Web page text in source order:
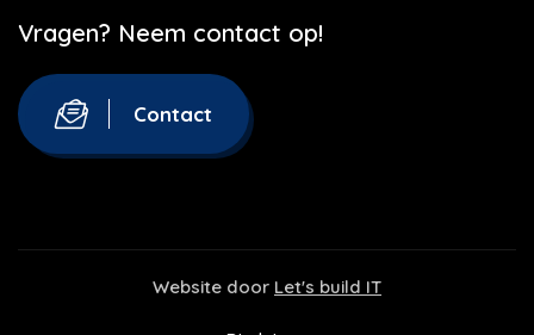
Vragen? Neem contact op!
Contact
Website door Let's build IT